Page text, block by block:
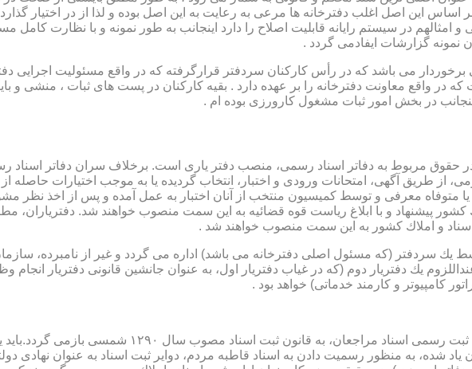
این اصل اغلب دفترخانه ها مرعی به رعایت به این اصل بوده و لذا از در اختیار گذاردن
امثالهم در سیستم رایانه قابلیت اصلاح را دارد اینجانب به طور نمونه و با نظارت
گزارشات ایفادمی گردد .
انسانی برخوردار می باشد که در رأس کارکنان سردفتر قرارگرفته که در واقع مسئولیت
که در واقع معاونت دفترخانه را بر عهده دارد . بقیه کارکنان در پست های ثبات ، منشی و
در بخش امور ثبات مشغول کارورزی بوده ام .
یا متوفاه معرفی و توسط كمیسیون منتخب از آنان اختبار به عمل آمده و پس از اخذ نظر
و املاك كشور به این سمت منصوب خواهند شد .
رسمی توسط یك سردفتر (كه مسئول اصلی دفترخانه می باشد) اداره می گردد و غیر از نامبرده،
یك دفتریار دوم (كه در غیاب دفتریار اول، به عنوان جانشین قانونی دفتریار
كامپیوتر و كارمند خدماتی) خواهد بود .
نطفه اولیه و ابتدایی شكل گیری مركزیتی جهت ثبت